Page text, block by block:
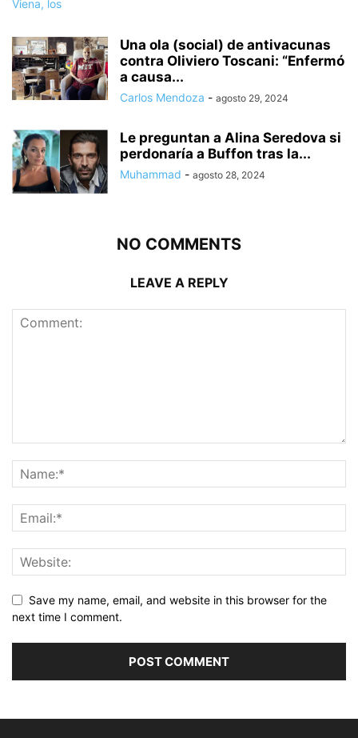
Una ola (social) de antivacunas
contra Oliviero Toscani: “Enfermó
a causa...
Carlos Mendoza - agosto 29, 2024
Le preguntan a Alina Seredova si
perdonaría a Buffon tras la...
Muhammad - agosto 28, 2024
NO COMMENTS
LEAVE A REPLY
Save my name, email, and website in this browser for the
next time I comment.